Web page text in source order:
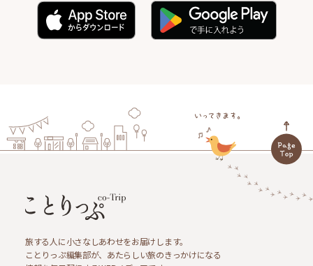
旅する人に小さなしあわせをお届けします。
ことりっぷ編集部が、あたらしい旅のきっかけになる